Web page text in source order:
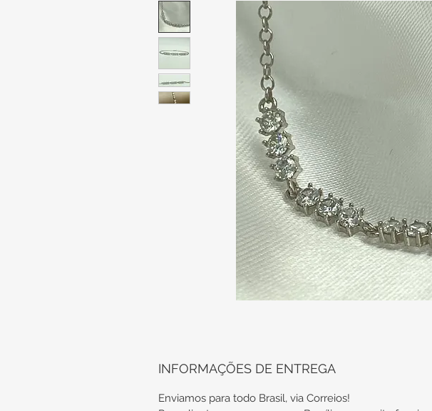
INFORMAÇÕES DE ENTREGA
Enviamos para todo Brasil, via Correios!